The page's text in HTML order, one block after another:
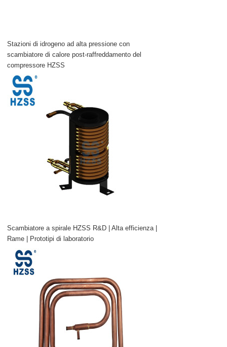
Stazioni di idrogeno ad alta pressione con
scambiatore di calore post-raffreddamento del
compressore HZSS
Scambiatore a spirale HZSS R&D | Alta efficienza |
Rame | Prototipi di laboratorio